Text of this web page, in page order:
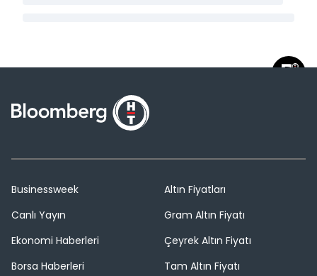
Businessweek
Canlı Yayın
Ekonomi Haberleri
Borsa Haberleri
Altın Fiyatları
Gram Altın Fiyatı
Çeyrek Altın Fiyatı
Tam Altın Fiyatı